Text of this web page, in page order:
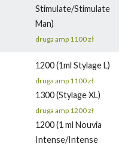
Stimulate/Stimulate
Man)
druga amp 1100 zł
1200 (1ml Stylage L)
druga amp 1100 zł
1300 (Stylage XL)
druga amp 1200 zł
1200 (1 ml Nouvia
Intense/Intense